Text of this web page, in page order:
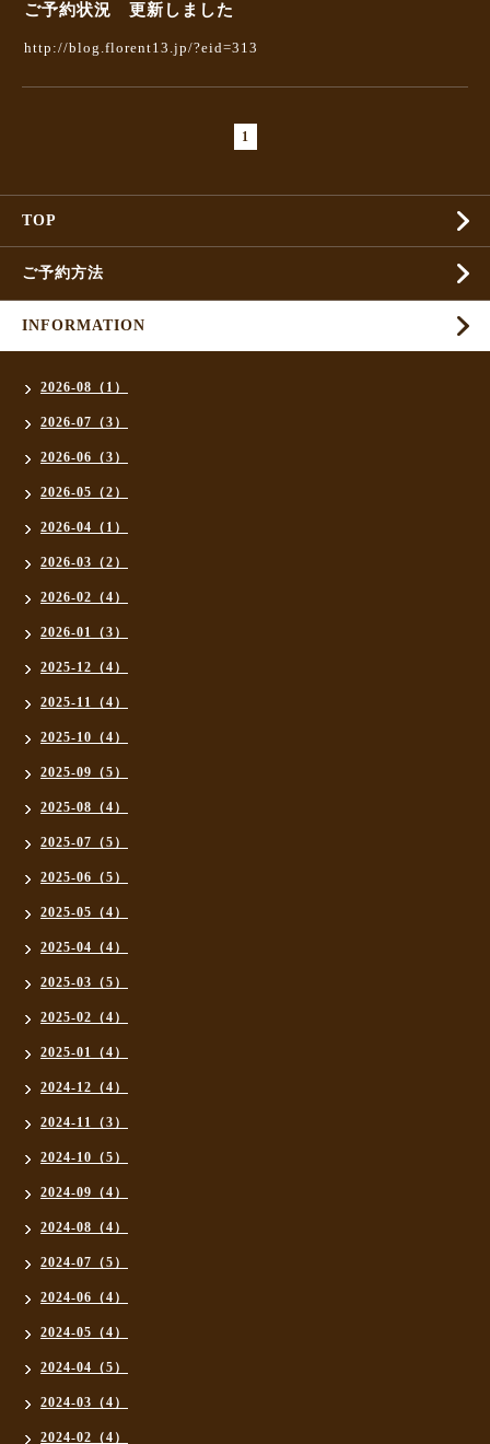
ご予約状況 更新しました
http://blog.florent13.jp/?eid=313
1
TOP
ご予約方法
INFORMATION
2026-08（1）
2026-07（3）
2026-06（3）
2026-05（2）
2026-04（1）
2026-03（2）
2026-02（4）
2026-01（3）
2025-12（4）
2025-11（4）
2025-10（4）
2025-09（5）
2025-08（4）
2025-07（5）
2025-06（5）
2025-05（4）
2025-04（4）
2025-03（5）
2025-02（4）
2025-01（4）
2024-12（4）
2024-11（3）
2024-10（5）
2024-09（4）
2024-08（4）
2024-07（5）
2024-06（4）
2024-05（4）
2024-04（5）
2024-03（4）
2024-02（4）